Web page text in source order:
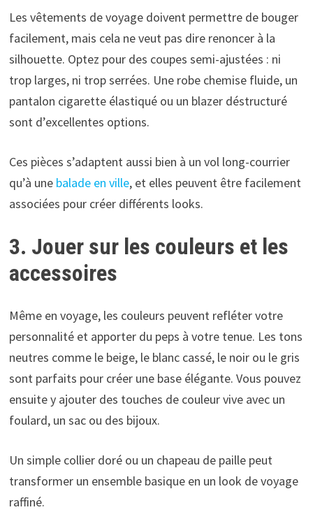
Les vêtements de voyage doivent permettre de bouger
facilement, mais cela ne veut pas dire renoncer à la
silhouette. Optez pour des coupes semi-ajustées : ni
trop larges, ni trop serrées. Une robe chemise fluide, un
pantalon cigarette élastiqué ou un blazer déstructuré
sont d’excellentes options.
Ces pièces s’adaptent aussi bien à un vol long-courrier
qu’à une balade en ville, et elles peuvent être facilement
associées pour créer différents looks.
3. Jouer sur les couleurs et les
accessoires
Même en voyage, les couleurs peuvent refléter votre
personnalité et apporter du peps à votre tenue. Les tons
neutres comme le beige, le blanc cassé, le noir ou le gris
sont parfaits pour créer une base élégante. Vous pouvez
ensuite y ajouter des touches de couleur vive avec un
foulard, un sac ou des bijoux.
Un simple collier doré ou un chapeau de paille peut
transformer un ensemble basique en un look de voyage
raffiné.